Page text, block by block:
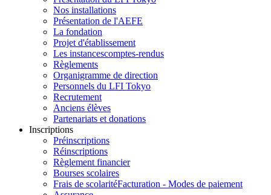
Nos installations
Présentation de l'AEFE
La fondation
Projet d'établissement
Les instancescomptes-rendus
Règlements
Organigramme de direction
Personnels du LFI Tokyo
Recrutement
Anciens élèves
Partenariats et donations
Inscriptions
Préinscriptions
Réinscriptions
Règlement financier
Bourses scolaires
Frais de scolaritéFacturation - Modes de paiement